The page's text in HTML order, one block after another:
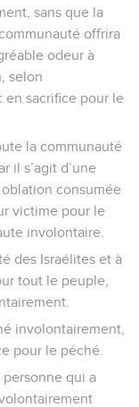
sans que la
offrira
odeur à
selon
en sacrifice pour le
la communauté
il s’agit d’une
consumée
victime pour le
involontaire.
des Israélites et à
tout le peuple,
involontairement,
pour le péché.
personne qui a